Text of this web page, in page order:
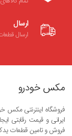
ارسال
ارسال
مکس خودرو
فروشگاه اینترنتی مکس
فروش و تامین قطعات